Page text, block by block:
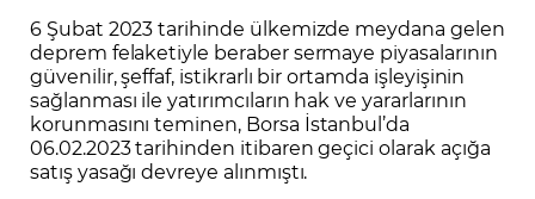
6 Şubat 2023 tarihinde ülkemizde meydana gelen
deprem felaketiyle beraber sermaye piyasalarının
güvenilir, şeffaf, istikrarlı bir ortamda işleyişinin
sağlanması ile yatırımcıların hak ve yararlarının
korunmasını teminen, Borsa İstanbul’da
06.02.2023 tarihinden itibaren geçici olarak açığa
satış yasağı devreye alınmıştı.